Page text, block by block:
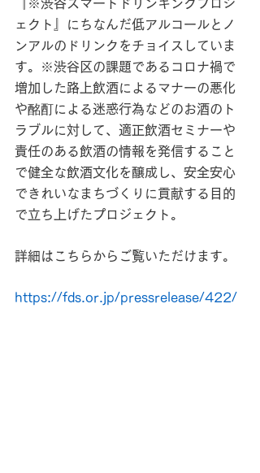
『※渋谷スマートドリンキングプロジ
ェクト』にちなんだ低アルコールとノ
ンアルのドリンクをチョイスしていま
す。※渋谷区の課題であるコロナ禍で
増加した路上飲酒によるマナーの悪化
や酩酊による迷惑行為などのお酒のト
ラブルに対して、適正飲酒セミナーや
責任のある飲酒の情報を発信すること
で健全な飲酒文化を醸成し、安全安心
できれいなまちづくりに貢献する目的
で立ち上げたプロジェクト。
詳細はこちらからご覧いただけます。
https://fds.or.jp/pressrelease/422/